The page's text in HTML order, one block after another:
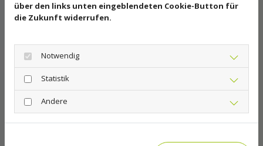
über den links unten eingeblendeten Cookie-Button für
die Zukunft widerrufen.
Notwendig
Statistik
Andere